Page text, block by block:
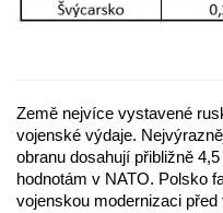
Země nejvíce vystavené
vojenské výdaje.
obranu dosahují přibližně
hodnotám v NATO. Polsko
vojenskou modernizaci